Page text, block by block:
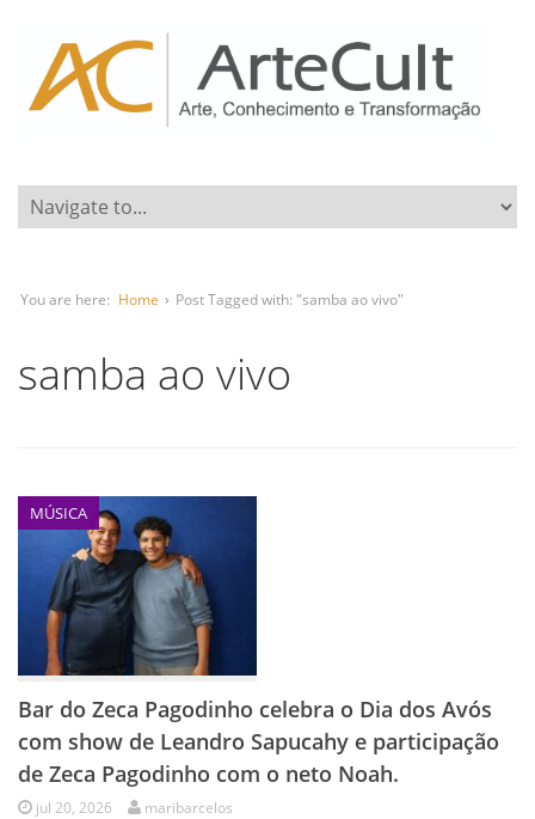
You are here: Home › Post Tagged with: "samba ao vivo"
samba ao vivo
MÚSICA
Bar do Zeca Pagodinho celebra o Dia dos Avós
com show de Leandro Sapucahy e participação
de Zeca Pagodinho com o neto Noah.
jul 20, 2026 maribarcelos